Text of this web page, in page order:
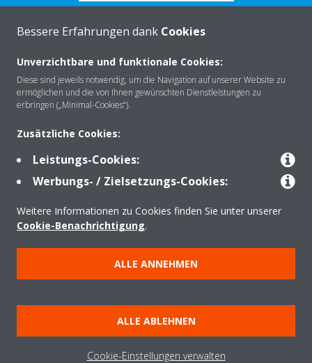
Über Daikin
Kontakt
Produkte
Copyright © Daikin
Impressum und Nutzungsbedingungen
Hinweise zu Cookies
Datenschutzerklärung
Unternehmensethik
Bessere Erfahrungen dank Cookies
Unverzichtbare und funktionale Cookies:
Diese sind jeweils notwendig, um die Navigation auf unserer Website zu
ermöglichen und die von Ihnen gewünschten Dienstleistungen zu
erbringen („Minimal-Cookies“).
Zusätzliche Cookies:
Leistungs-Cookies:
Werbungs- / Zielsetzungs-Cookies:
Weitere Informationen zu Cookies finden Sie unter unserer
Cookie-Benachrichtigung.
ALLE ANNEHMEN
ALLE ABLEHNEN
Cookie-Einstellungen verwalten